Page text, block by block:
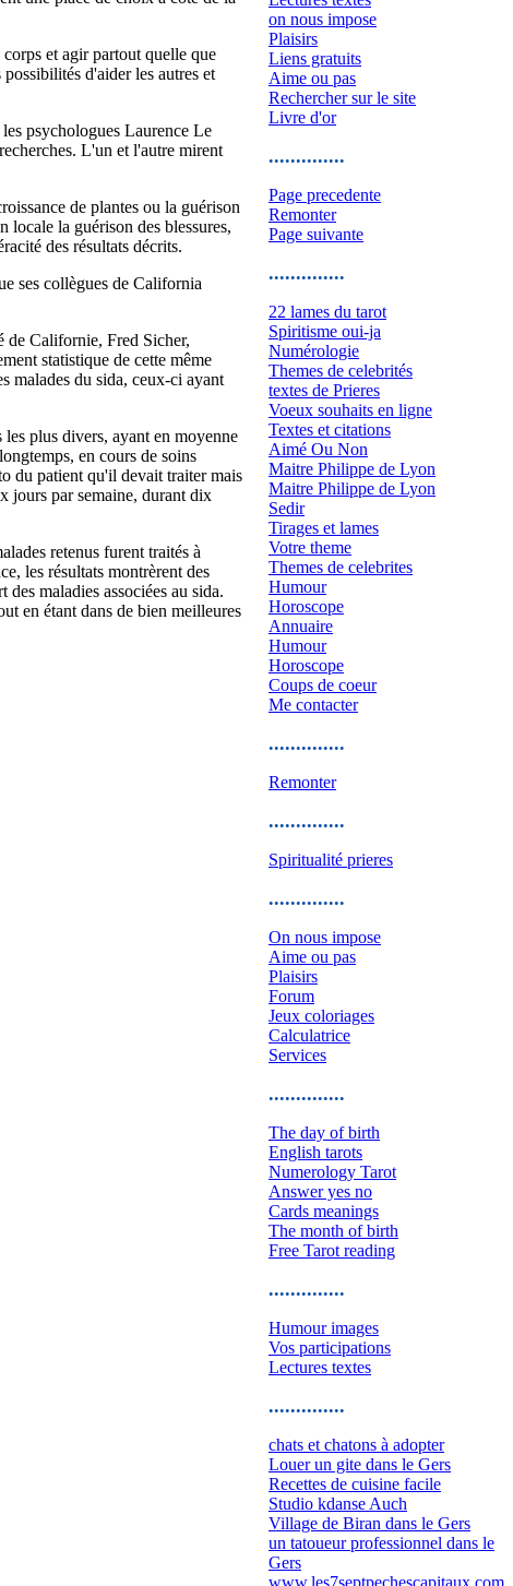
et agir partout quelle que
d'aider les autres et
psychologues Laurence Le
L'un et l'autre mirent
de plantes ou la guérison
locale la guérison des blessures,
des résultats décrits.
ses collègues de California
de Californie, Fred Sicher,
statistique de cette même
malades du sida, ceux-ci ayant
plus divers, ayant en moyenne
en cours de soins
du patient qu'il devait traiter mais
jours par semaine, durant dix
retenus furent traités à
les résultats montrèrent des
maladies associées au sida.
en étant dans de bien meilleures
on nous impose
Plaisirs
Liens gratuits
Aime ou pas
Rechercher sur le site
Livre d'or
..............
Page precedente
Remonter
Page suivante
..............
22 lames du tarot
Spiritisme oui-ja
Numérologie
Themes de celebrités
textes de Prieres
Voeux souhaits en ligne
Textes et citations
Aimé Ou Non
Maitre Philippe de Lyon
Maitre Philippe de Lyon
Sedir
Tirages et lames
Votre theme
Themes de celebrites
Humour
Horoscope
Annuaire
Humour
Horoscope
Coups de coeur
Me contacter
..............
Remonter
..............
Spiritualité prieres
..............
On nous impose
Aime ou pas
Plaisirs
Forum
Jeux coloriages
Calculatrice
Services
..............
The day of birth
English tarots
Numerology Tarot
Answer yes no
Cards meanings
The month of birth
Free Tarot reading
..............
Humour images
Vos participations
Lectures textes
..............
chats et chatons à adopter
Louer un gite dans le Gers
Recettes de cuisine facile
Studio kdanse Auch
Village de Biran dans le Gers
un tatoueur professionnel dans le
Gers
www.les7septpechescapitaux.com